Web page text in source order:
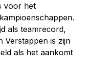
voor het
als teamrecord,
Verstappen is zijn
als het aankomt